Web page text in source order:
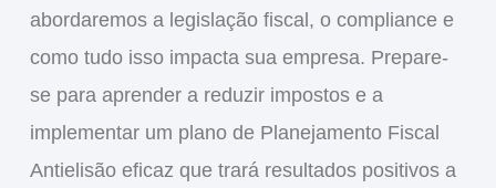
abordaremos a legislação fiscal, o compliancee
como tudo isso impacta sua empresa. Prepare-
se para aprender a reduzir impostose a
implementar um plano de Planejamento Fiscal
Antielisãoeficaz que trará resultados positivos a